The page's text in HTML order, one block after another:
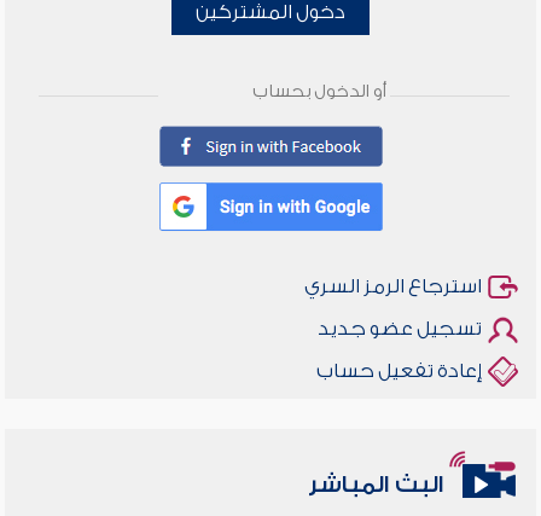
دخول المشتركين
أو الدخول بحساب
استرجاع الرمز السري
تسجيل عضو جديد
إعادة تفعيل حساب
البث المباشر